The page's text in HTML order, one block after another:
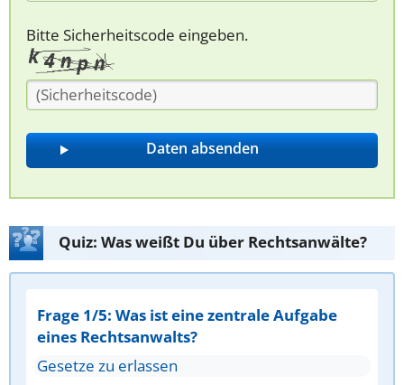
Bitte Sicherheitscode eingeben.
Quiz: Was weißt Du über Rechtsanwälte?
Frage 1/5: Was ist eine zentrale Aufgabe
eines Rechtsanwalts?
Gesetze zu erlassen